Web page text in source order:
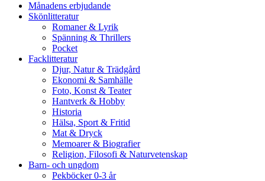
Månadens erbjudande
Skönlitteratur
Romaner & Lyrik
Spänning & Thrillers
Pocket
Facklitteratur
Djur, Natur & Trädgård
Ekonomi & Samhälle
Foto, Konst & Teater
Hantverk & Hobby
Historia
Hälsa, Sport & Fritid
Mat & Dryck
Memoarer & Biografier
Religion, Filosofi & Naturvetenskap
Barn- och ungdom
Pekböcker 0-3 år